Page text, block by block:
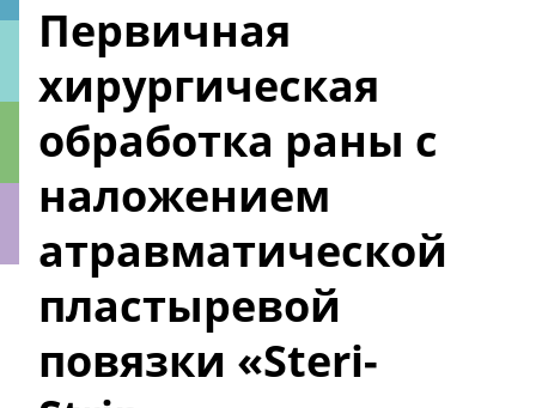
Первичная
хирургическая
обработка раны с
наложением
атравматической
пластыревой
повязки «Steri-